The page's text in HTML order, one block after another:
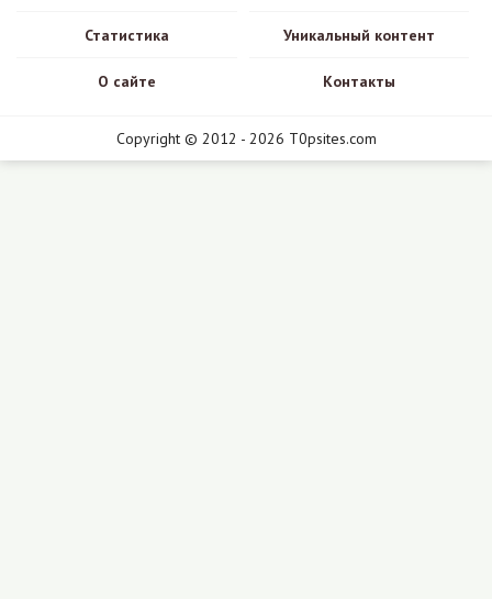
Статистика Уникальный контент
О сайте Контакты
Copyright © 2012 - 2026 T0psites.com